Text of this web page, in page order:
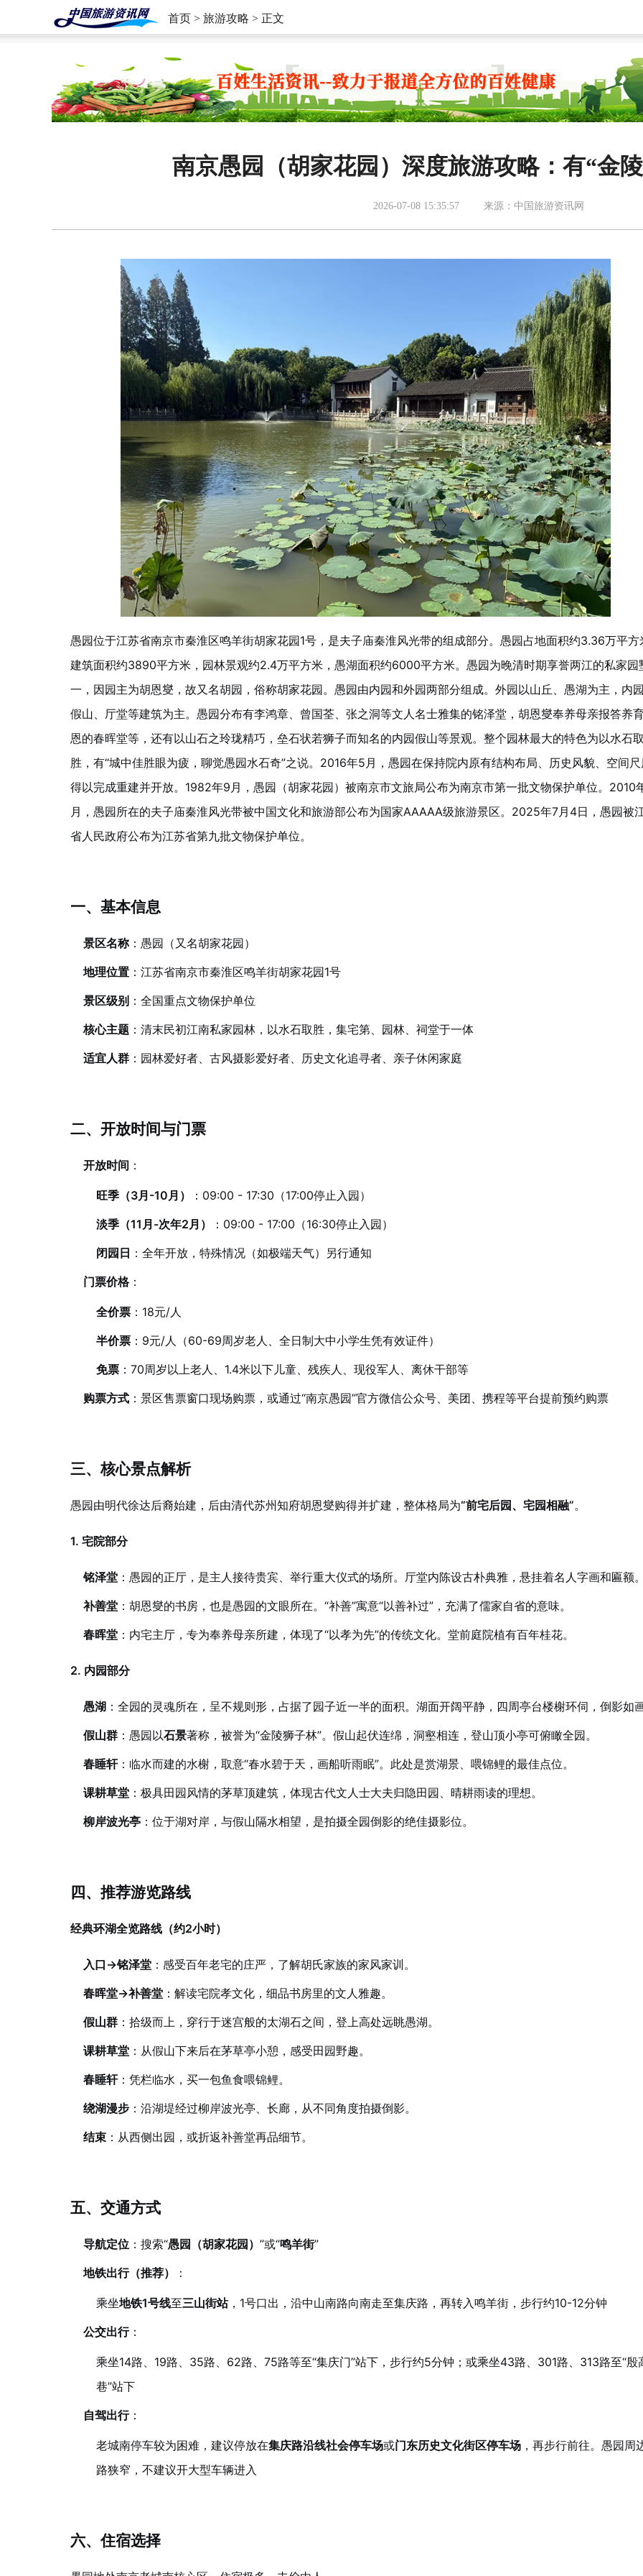
首页 > 旅游攻略 > 正文
南京愚园（胡家花园）深度旅游攻略：有“金
2026-07-08 15:35:57 来源：中国旅游资讯网
愚园位于江苏省南京市秦淮区鸣羊街胡家花园1号，是夫子庙秦淮风光带的组成部分。愚园占地面积约3.36万平方
建筑面积约3890平方米，园林景观约2.4万平方米，愚湖面积约6000平方米。愚园为晚清时期享誉两江的私家园
一，因园主为胡恩燮，故又名胡园，俗称胡家花园。愚园由内园和外园两部分组成。外园以山丘、愚湖为主，内
假山、厅堂等建筑为主。愚园分布有李鸿章、曾国荃、张之洞等文人名士雅集的铭泽堂，胡恩燮奉养母亲报答养
恩的春晖堂等，还有以山石之玲珑精巧，垒石状若狮子而知名的内园假山等景观。整个园林最大的特色为以水石
胜，有“城中佳胜眼为疲，聊觉愚园水石奇”之说。2016年5月，愚园在保持院内原有结构布局、历史风貌、空间
得以完成重建并开放。1982年9月，愚园（胡家花园）被南京市文旅局公布为南京市第一批文物保护单位。2010
月，愚园所在的夫子庙秦淮风光带被中国文化和旅游部公布为国家AAAAA级旅游景区。2025年7月4日，愚园被
省人民政府公布为江苏省第九批文物保护单位。
一、基本信息
景区名称：愚园（又名胡家花园）
地理位置 ：江苏省南京市秦淮区鸣羊街胡家花园1号
景区级别 ：全国重点文物保护单位
核心主题 ：清末民初江南私家园林，以水石取胜，集宅第、园林、祠堂于一体
适宜人群 ：园林爱好者、古风摄影爱好者、历史文化追寻者、亲子休闲家庭
二、开放时间与门票
开放时间 ：
旺季（3月-10月）
：09:00 - 17:30（17:00停止入园）
淡季（11月-次年2月）
：09:00 - 17:00（16:30停止入园）
闭园日 ：全年开放，特殊情况（如极端天气）另行通知
门票价格：
全价票 ：18元/人
半价票 ：9元/人（60-69周岁老人、全日制大中小学生凭有效证件）
免票 ：70周岁以上老人、1.4米以下儿童、残疾人、现役军人、离休干部等
购票方式 ：景区售票窗口现场购票，或通过“南京愚园”官方微信公众号、美团、携程等平台提前预约购票
三、核心景点解析
愚园由明代徐达后裔始建，后由清代苏州知府胡恩燮购得并扩建，整体格局为“前宅后园、宅园相融”。
1. 宅院部分
铭泽堂 ：愚园的正厅，是主人接待贵宾、举行重大仪式的场所。厅堂内陈设古朴典雅，悬挂着名人字画和匾额
补善堂 ：胡恩燮的书房，也是愚园的文眼所在。“补善”寓意“以善补过”，充满了儒家自省的意味。
春晖堂 ：内宅主厅，专为奉养母亲所建，体现了“以孝为先”的传统文化。堂前庭院植有百年桂花。
2. 内园部分
愚湖 ：全园的灵魂所在，呈不规则形，占据了园子近一半的面积。湖面开阔平静，四周亭台楼榭环伺，倒影如
假山群 ：愚园以石景著称，被誉为“金陵狮子林”。假山起伏连绵，洞壑相连，登山顶小亭可俯瞰全园。
春睡轩：临水而建的水榭，取意“春水碧于天，画船听雨眠”。此处是赏湖景、喂锦鲤的最佳点位。
课耕草堂 ：极具田园风情的茅草顶建筑，体现古代文人士大夫归隐田园、晴耕雨读的理想。
柳岸波光亭 ：位于湖对岸，与假山隔水相望，是拍摄全园倒影的绝佳摄影位。
四、推荐游览路线
经典环湖全览路线（约2小时）
入口→铭泽堂 ：感受百年老宅的庄严，了解胡氏家族的家风家训。
春晖堂→补善堂 ：解读宅院孝文化，细品书房里的文人雅趣。
假山群 ：拾级而上，穿行于迷宫般的太湖石之间，登上高处远眺愚湖。
课耕草堂 ：从假山下来后在茅草亭小憩，感受田园野趣。
春睡轩：凭栏临水，买一包鱼食喂锦鲤。
绕湖漫步 ：沿湖堤经过柳岸波光亭、长廊，从不同角度拍摄倒影。
结束 ：从西侧出园，或折返补善堂再品细节。
五、交通方式
导航定位 ：搜索“愚园（胡家花园）”或“鸣羊街”
地铁出行（推荐）
：
乘坐地铁1号线至三山街站，1号口出，沿中山南路向南走至集庆路，再转入鸣羊街，步行约10-12分钟
公交出行：
乘坐14路、19路、35路、62路、75路等至“集庆门”站下，步行约5分钟；或乘坐43路、301路、313路至“殷
巷”站下
自驾出行：
老城南停车较为困难，建议停放在集庆路沿线社会停车场或门东历史文化街区停车场 ，再步行前往。愚园周
路狭窄，不建议开大型车辆进入
六、住宿选择